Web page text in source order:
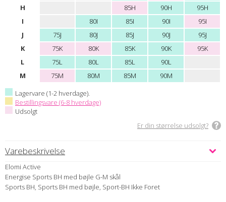
H
85H 90H
95H
I
80I 85I 90I
95I
J
75J 80J 85J 90J
95J
K
75K 80K 85K 90K
95K
L
75L 80L 85L
90L
M
75M 80M 85M
90M
Lagervare (1-2 hverdage).
Bestillingsvare (6-8 hverdage)
Udsolgt
Er din størrelse udsolgt?
Varebeskrivelse
Elomi Active
Energise Sports BH med bøjle G-M skål
Sports BH, Sports BH med bøjle, Sport-BH Ikke Foret